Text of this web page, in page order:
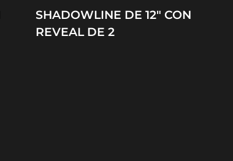
SHADOWLINE DE 12″ CON
REVEAL DE 2